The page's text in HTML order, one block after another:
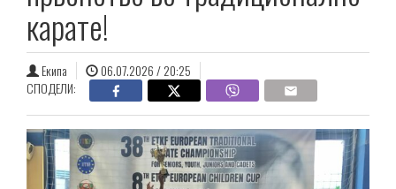
карате!
Екипа
06.07.2026 / 20:25
СПОДЕЛИ: